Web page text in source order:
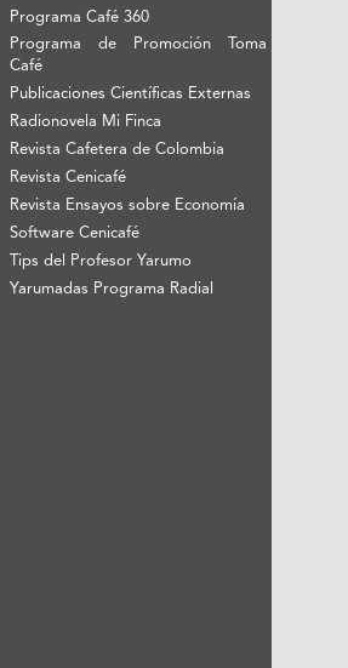
Programa Café 360
Programa de Promoción Toma
Café
Publicaciones Científicas Externas
Radionovela Mi Finca
Revista Cafetera de Colombia
Revista Cenicafé
Revista Ensayos sobre Economía
Software Cenicafé
Tips del Profesor Yarumo
Yarumadas Programa Radial